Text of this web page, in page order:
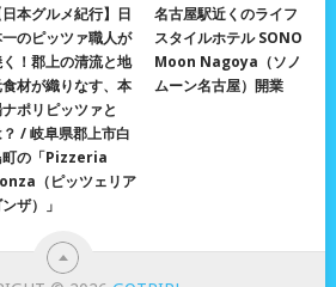
日本グルメ紀行】日
のピッツァ職人が
！郡上の清流と地
材が織りなす、本
ポリピッツァと
/ 岐阜県郡上市白
町の「Pizzeria
（ピッツェリア
ザ）」
名古屋駅近くのライフ
スタイルホテル SONO
Moon Nagoya（ソノ
ムーン名古屋）開業